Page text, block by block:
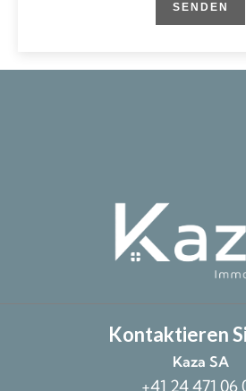
SENDEN
Kontaktieren
Kaza SA
+41 24 471 06